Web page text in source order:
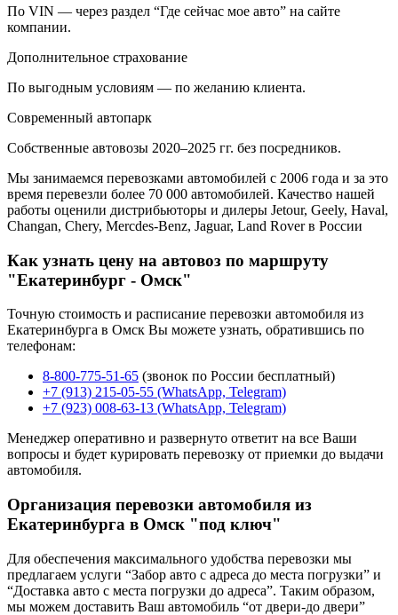
По VIN — через раздел “Где сейчас мое авто” на сайте
компании.
Дополнительное страхование
По выгодным условиям — по желанию клиента.
Современный автопарк
Собственные автовозы 2020–2025 гг. без посредников.
Мы занимаемся перевозками автомобилей с 2006 года и за это
время перевезли более 70 000 автомобилей. Качество нашей
работы оценили дистрибьюторы и дилеры Jetour, Geely, Haval,
Changan, Chery, Mercdes-Benz, Jaguar, Land Rover в России
Как узнать цену на автовоз по маршруту
"Екатеринбург - Омск"
Точную стоимость и расписание перевозки автомобиля из
Екатеринбурга в Омск Вы можете узнать, обратившись по
телефонам:
8-800-775-51-65 (звонок по России бесплатный)
+7 (913) 215-05-55 (WhatsApp, Telegram)
+7 (923) 008-63-13 (WhatsApp, Telegram)
Менеджер оперативно и развернуто ответит на все Ваши
вопросы и будет курировать перевозку от приемки до выдачи
автомобиля.
Организация перевозки автомобиля из
Екатеринбурга в Омск "под ключ"
Для обеспечения максимального удобства перевозки мы
предлагаем услуги “Забор авто с адреса до места погрузки” и
“Доставка авто с места погрузки до адреса”. Таким образом,
мы можем доставить Ваш автомобиль “от двери-до двери”